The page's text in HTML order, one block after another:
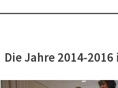
Die Jahre 2014-